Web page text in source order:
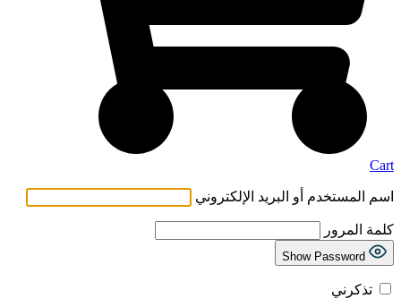
Cart
اسم المستخدم أو البريد الإلكتروني
كلمة المرور
Show Password
تذكرني